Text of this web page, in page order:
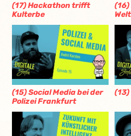
(17) Hackathon trifft
Kulterbe
(15) Social Media bei der
Polizei Frankfurt